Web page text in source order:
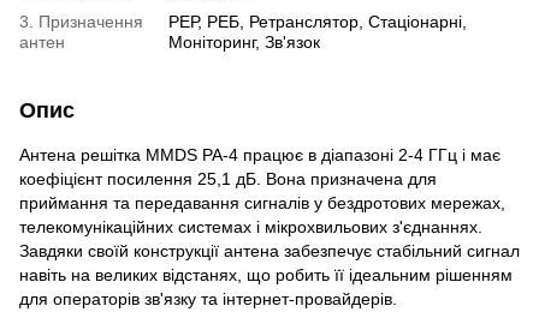
3. Призначення
антен
РЕР, РЕБ, Ретранслятор, Стаціонарні,
Моніторинг, Зв'язок
Опис
Антена решітка MMDS РА-4 працює в діапазоні 2-4 ГГц і має
коефіцієнт посилення 25,1 дБ. Вона призначена для
приймання та передавання сигналів у бездротових мережах,
телекомунікаційних системах і мікрохвильових з'єднаннях.
Завдяки своїй конструкції антена забезпечує стабільний сигнал
навіть на великих відстанях, що робить її ідеальним рішенням
для операторів зв'язку та інтернет-провайдерів.